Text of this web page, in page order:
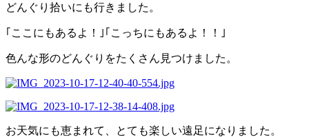
どんぐり拾いにも行きました。
｢ここにもあるよ！｣｢こっちにもあるよ！！｣
色んな形のどんぐりをたくさん見つけました。
お天気にも恵まれて、とても楽しい遠足になりました。